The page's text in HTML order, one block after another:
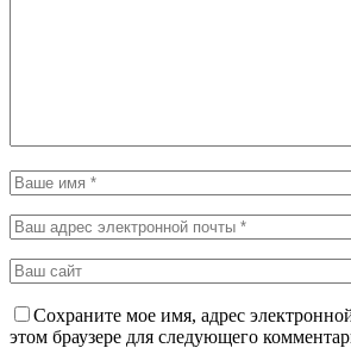
Сохраните мое имя, адрес
этом браузере для следующего